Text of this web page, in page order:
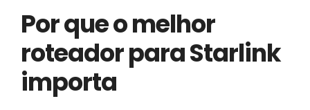
Por que o melhor
roteador para Starlink
importa